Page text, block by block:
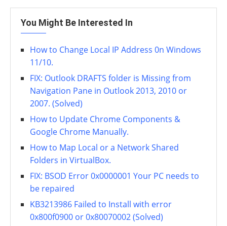
You Might Be Interested In
How to Change Local IP Address 0n Windows
11/10.
FIX: Outlook DRAFTS folder is Missing from
Navigation Pane in Outlook 2013, 2010 or
2007. (Solved)
How to Update Chrome Components &
Google Chrome Manually.
How to Map Local or a Network Shared
Folders in VirtualBox.
FIX: BSOD Error 0x0000001 Your PC needs to
be repaired
KB3213986 Failed to Install with error
0x800f0900 or 0x80070002 (Solved)